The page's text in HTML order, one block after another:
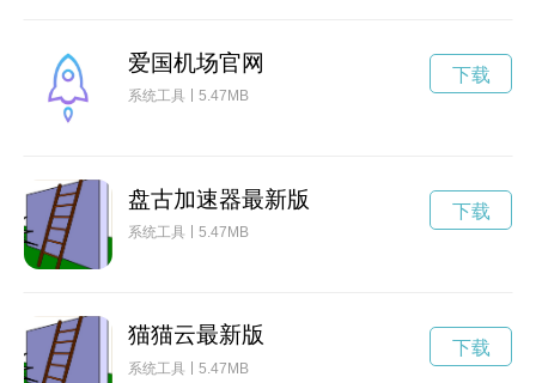
爱国机场官网
系统工具 5.47MB
下载
盘古加速器最新版
系统工具 5.47MB
下载
猫猫云最新版
系统工具 5.47MB
下载